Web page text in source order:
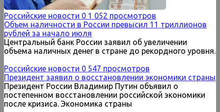
Российские новости 0 1 052 просмотров
Объем наличности в России превысил 11 триллионов
рублей за начало июля
Центральный банк России заявил об увеличении
объема наличных денег в стране до рекордного уровня.
Российские новости 0 547 просмотров
Президент заявил о восстановлении экономики страны
Президент России Владимир Путин объявил о
постепенном восстановлении российской экономики
после кризиса. Экономика страны